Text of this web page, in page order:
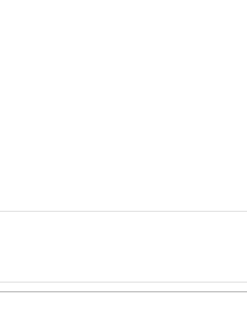
るかという視点で、お金の知識がない方でも理解